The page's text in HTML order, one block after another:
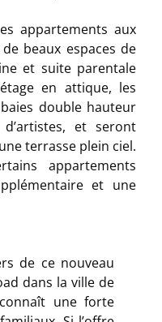
appartements aux
beaux espaces de
et suite parentale
en attique, les
double hauteur
et seront
terrasse plein ciel.
appartements
et une
de ce nouveau
dans la ville de
une forte